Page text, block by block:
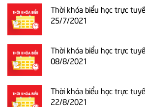
Thời khóa biểu học trực
25/7/2021
Thời khóa biểu học trực
08/8/2021
Thời khóa biểu học trực
22/8/2021